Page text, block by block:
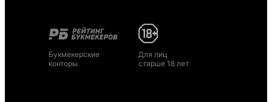
Букмекерские
конторы
Для лиц
старше 18 лет